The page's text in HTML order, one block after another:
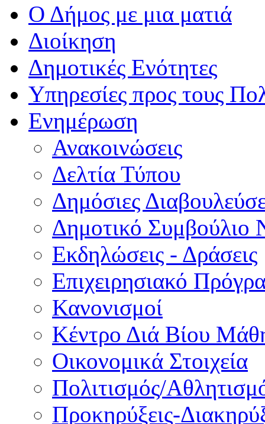
Ο Δήμος με μια ματιά
Διοίκηση
Δημοτικές Ενότητες
Υπηρεσίες προς τους
Ενημέρωση
Ανακοινώσεις
Δελτία Τύπου
Δημόσιες
Δημοτικό Συμβούλιο
Εκδηλώσεις - Δράσεις
Επιχειρησιακό
Κανονισμοί
Κέντρο Διά Βίου
Οικονομικά Στοιχεία
Πολιτισμός/
Προκηρύξεις-